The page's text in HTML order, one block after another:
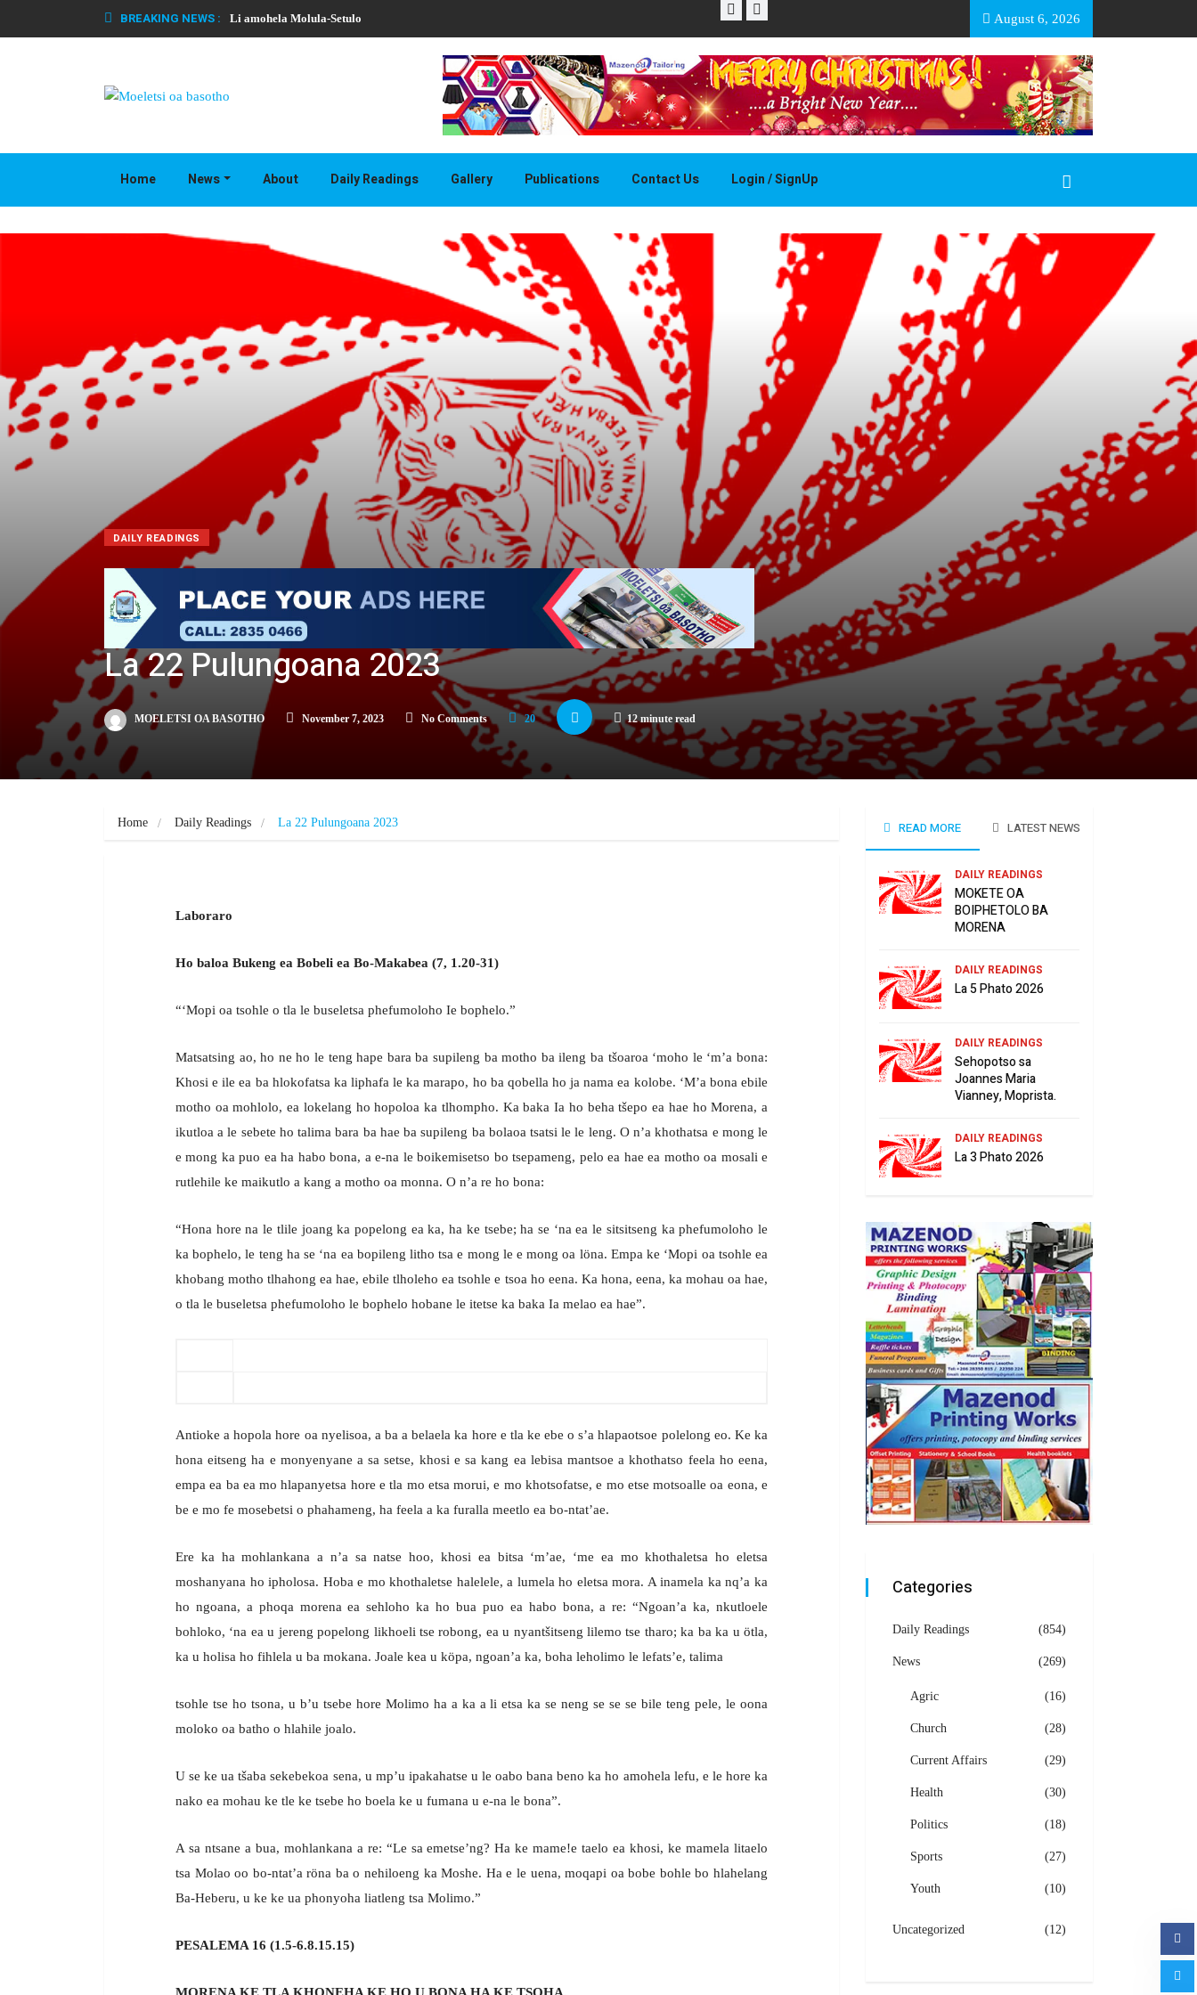
BREAKING NEWS : Li amohela Molula-Setulo THAPELO EA BASOTHO August 6, 2026
Home News About Daily Readings Gallery Publications Contact Us Login / SignUp
DAILY READINGS
La 22 Pulungoana 2023
MOELETSI OA BASOTHO November 7, 2023 No Comments 20 12 minute read
Home Daily Readings La 22 Pulungoana 2023
Laboraro
Ho baloa Bukeng ea Bobeli ea Bo-Makabea (7, 1.20-31)
“‘Mopi oa tsohle o tla le buseletsa phefumoloho Ie bophelo.”
Matsatsing ao, ho ne ho le teng hape bara ba supileng ba motho ba ileng ba tšoaroa ‘moho le ‘m’a bona:
Khosi e ile ea ba hlokofatsa ka liphafa le ka marapo, ho ba qobella ho ja nama ea kolobe. ‘M’a bona ebile
motho oa mohlolo, ea lokelang ho hopoloa ka tlhompho. Ka baka Ia ho beha tšepo ea hae ho Morena, a
ikutloa a le sebete ho talima bara ba hae ba supileng ba bolaoa tsatsi le le leng. O n’a khothatsa e mong le
e mong ka puo ea ha habo bona, a e-na le boikemisetso bo tsepameng, pelo ea hae ea motho oa mosali e
rutlehile ke maikutlo a kang a motho oa monna. O n’a re ho bona:
“Hona hore na le tlile joang ka popelong ea ka, ha ke tsebe; ha se ‘na ea le sitsitseng ka phefumoloho le
ka bophelo, le teng ha se ‘na ea bopileng litho tsa e mong le e mong oa löna. Empa ke ‘Mopi oa tsohle ea
khobang motho tlhahong ea hae, ebile tlholeho ea tsohle e tsoa ho eena. Ka hona, eena, ka mohau oa hae,
o tla le buseletsa phefumoloho le bophelo hobane le itetse ka baka Ia melao ea hae”.
Antioke a hopola hore oa nyelisoa, a ba a belaela ka hore e tla ke ebe o s’a hlapaotsoe polelong eo. Ke ka
hona eitseng ha e monyenyane a sa setse, khosi e sa kang ea lebisa mantsoe a khothatso feela ho eena,
empa ea ba ea mo hlapanyetsa hore e tla mo etsa morui, e mo khotsofatse, e mo etse motsoalle oa eona, e
be e mo fe mosebetsi o phahameng, ha feela a ka furalla meetlo ea bo-ntat’ae.
Ere ka ha mohlankana a n’a sa natse hoo, khosi ea bitsa ‘m’ae, ‘me ea mo khothaletsa ho eletsa
moshanyana ho ipholosa. Hoba e mo khothaletse halelele, a lumela ho eletsa mora. A inamela ka nq’a ka
ho ngoana, a phoqa morena ea sehloho ka ho bua puo ea habo bona, a re: “Ngoan’a ka, nkutloele
bohloko, ‘na ea u jereng popelong likhoeli tse robong, ea u nyantšitseng lilemo tse tharo; ka ba ka u ötla,
ka u holisa ho fihlela u ba mokana. Joale kea u köpa, ngoan’a ka, boha leholimo le lefats’e, talima
tsohle tse ho tsona, u b’u tsebe hore Molimo ha a ka a li etsa ka se neng se se se bile teng pele, le oona
moloko oa batho o hlahile joalo.
U se ke ua tšaba sekebekoa sena, u mp’u ipakahatse u le oabo bana beno ka ho amohela lefu, e le hore ka
nako ea mohau ke tle ke tsebe ho boela ke u fumana u e-na le bona”.
A sa ntsane a bua, mohlankana a re: “Le sa emetse’ng? Ha ke mame!e taelo ea khosi, ke mamela litaelo
tsa Molao oo bo-ntat’a röna ba o nehiloeng ka Moshe. Ha e le uena, moqapi oa bobe bohle bo hlahelang
Ba-Heberu, u ke ke ua phonyoha liatleng tsa Molimo.”
PESALEMA 16 (1.5-6.8.15.15)
READ MORE LATEST NEWS
DAILY READINGS
MOKETE OA
BOIPHETOLO BA
MORENA
DAILY READINGS
La 5 Phato 2026
DAILY READINGS
Sehopotso sa
Joannes Maria
Vianney, Moprista.
DAILY READINGS
La 3 Phato 2026
Categories
Daily Readings (854)
News (269)
Agric (16)
Church (28)
Current Affairs (29)
Health (30)
Politics (18)
Sports (27)
Youth (10)
Uncategorized (12)